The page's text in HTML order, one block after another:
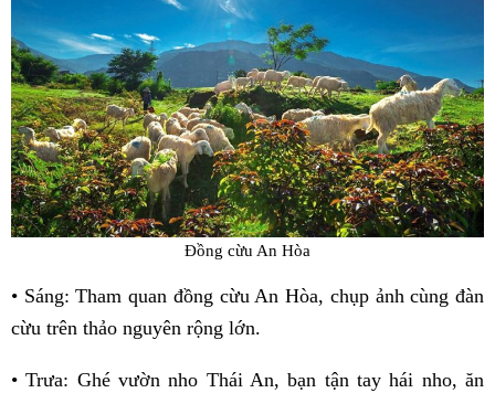
Đồng cừu An Hòa
• Sáng: Tham quan đồng cừu An Hòa, chụp ảnh cùng đàn
cừu trên thảo nguyên rộng lớn.
• Trưa: Ghé vườn nho Thái An, bạn tận tay hái nho, ăn